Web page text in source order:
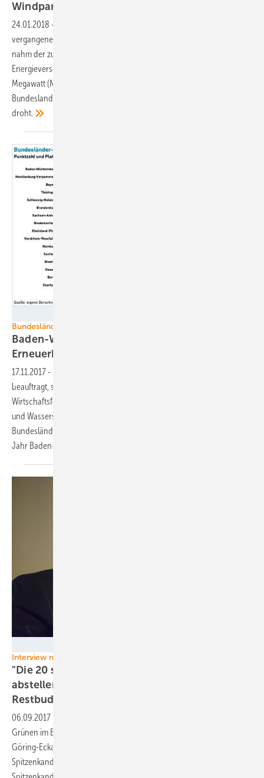
Windparkleistung
24.01.2018 -
vergangenen Jahr sein Windenergieportfolio kräftig ausgebaut. So
nahm der zu 47 Prozent dem Land Baden-Württemberg gehörende
Energieversorger 2017 mit 15 eigenentwickelten neuen Windparks 174
Megawatt (MW) in Betrieb: alleine 150 MW innerhalb des
Bundeslandes, dem ab 2019 ein radikales Ende des Windkraftbooms
droht.
Bundesländervergleich
Baden-Württemberg am besten bei
Erneuerbaren
17.11.2017 -
beauftragt, seit 2008 regelmäßig vom Deutschen Institut für
Wirtschaftsforschung (DIW) und dem Zentrum für Sonnenenergie-
und Wasserstoff-Forschung Baden-Württemberg (ZSW) erstellte
Bundesländer-Vergleichsstudie Erneuerbare Energien hat in diesem
Jahr Baden-Württemberg als Gewinner
Interview mit Anton Hofreiter
"Die 20 schmutzigsten Kohlemeiler sofort
abstellen und die übrigen mit einem
Restbudget
06.09.2017
Grünen im Bundestag, zusammen mit der Fraktionskollegin Katrin
Göring-Eckardt. Bei der Bewerbung um den Posten des männlichen
Spitzenkandidaten für die Bundestagswahl - die weibliche